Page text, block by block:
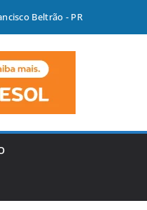
Beltrão - PR